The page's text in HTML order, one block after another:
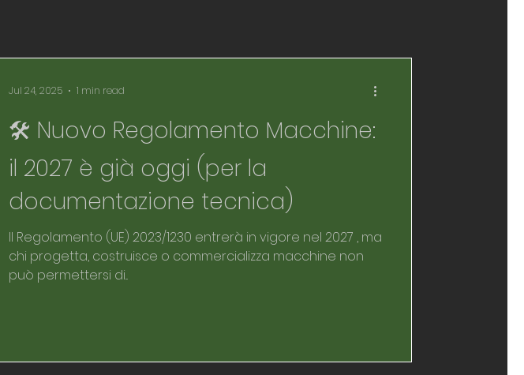
🛠 Nuovo Regolamento Macchine:
il 2027 è già oggi (per la
documentazione tecnica)
Il Regolamento (UE) 2023/1230 entrerà in vigore nel 2027 , ma
chi progetta, costruisce o commercializza macchine non
può permettersi di...
Jul 24, 2025 1 min read